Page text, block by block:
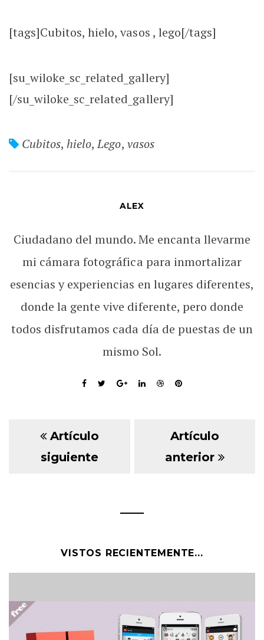
[tags]Cubitos, hielo, vasos , lego[/tags]
[su_wiloke_sc_related_gallery]
[/su_wiloke_sc_related_gallery]
Cubitos,hielo,Lego, vasos
ALEX
Ciudadano del mundo. Me encanta llevarme
mi cámara fotográfica para inmortalizar
esencias y experiencias en lugares diferentes,
donde la gente vive diferente, pero donde
todos disfrutamos cada día de puestas de un
mismo Sol.
Artículo
siguiente
Artículo
anterior
VISTOS RECIENTEMENTE...